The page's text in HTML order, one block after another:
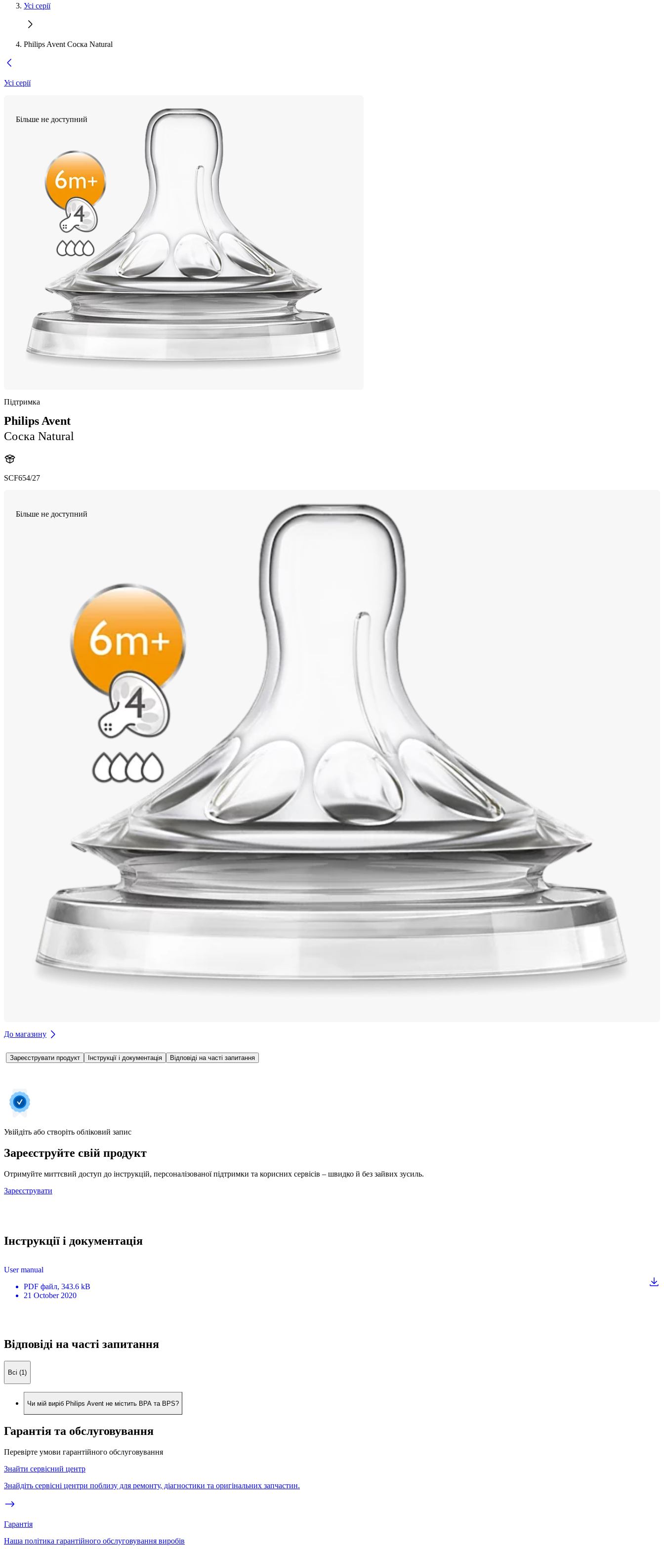
Усі серії
Philips Avent Соска Natural
Усі серії
Більше не доступний
Підтримка
Philips Avent
Соска Natural
SCF654/27
Більше не доступний
До магазину
Зареєструвати продукт Інструкції і документація Відповіді на часті запитання
Увійдіть або створіть обліковий запис
Зареєструйте свій продукт
Отримуйте миттєвий доступ до інструкцій, персоналізованої підтримки та корисних сервісів – швидко й без зайвих зусиль.
Зареєструвати
Інструкції і документація
User manual
PDF файл, 343.6 kB
21 October 2020
Відповіді на часті запитання
Всі (1)
Чи мій виріб Philips Avent не містить BPA та BPS?
Гарантія та обслуговування
Перевірте умови гарантійного обслуговування
Знайти сервісний центр
Знайдіть сервісні центри поблизу для ремонту, діагностики та оригінальних запчастин.
Гарантія
Наша політика гарантійного обслуговування виробів